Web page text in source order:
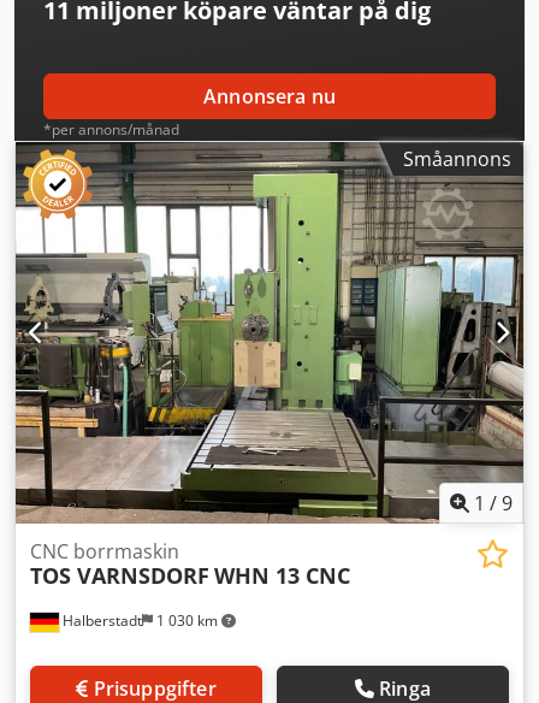
11 miljoner köpare väntar på dig
Annonsera nu
*per annons/månad
Småannons
1 /9
Halberstadt 1 030 km
CNC borrmaskin
TOS VARNSDORF WHN 13 CNC
Prisuppgifter Ringa